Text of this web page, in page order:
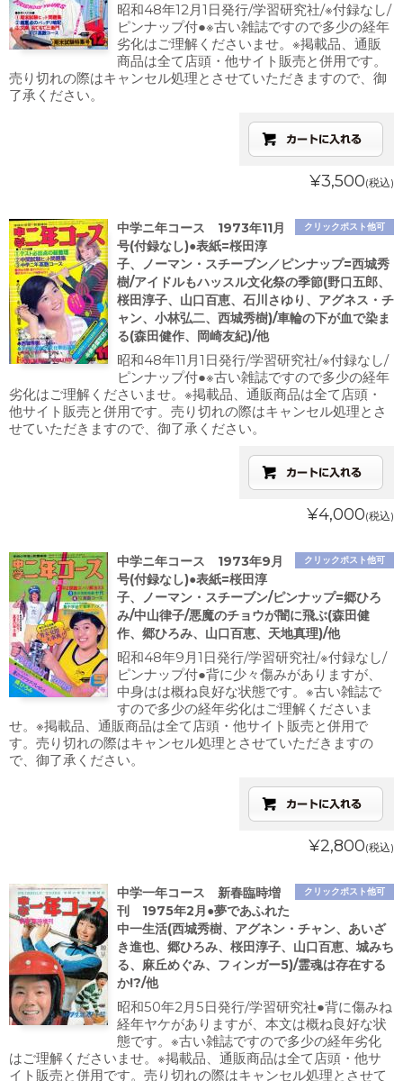
昭和48年12月1日発行/学習研究社/※付録なし/
ピンナップ付●※古い雑誌ですので多少の経年
劣化はご理解くださいませ。※掲載品、通販
商品は全て店頭・他サイト販売と併用です。
売り切れの際はキャンセル処理とさせていただきますので、御
了承ください。
¥3,500(税込)
クリックポスト他可
中学ニ年コース 1973年11月
号(付録なし)●表紙=桜田淳
子、ノーマン・スチーブン／ピンナップ=西城秀
樹/アイドルもハッスル文化祭の季節(野口五郎、
桜田淳子、山口百恵、石川さゆり、アグネス・チ
ャン、小林弘二、西城秀樹)/車輪の下が血で染ま
る(森田健作、岡崎友紀)/他
昭和48年11月1日発行/学習研究社/※付録なし/
ピンナップ付●※古い雑誌ですので多少の経年
劣化はご理解くださいませ。※掲載品、通販商品は全て店頭・
他サイト販売と併用です。売り切れの際はキャンセル処理とさ
せていただきますので、御了承ください。
¥4,000(税込)
クリックポスト他可
中学ニ年コース 1973年9月
号(付録なし)●表紙=桜田淳
子、ノーマン・スチーブン/ピンナップ=郷ひろ
み/中山律子/悪魔のチョウが闇に飛ぶ(森田健
作、郷ひろみ、山口百恵、天地真理)/他
昭和48年9月1日発行/学習研究社/※付録なし/
ピンナップ付●背に少々傷みがありますが、
中身はは概ね良好な状態です。※古い雑誌で
すので多少の経年劣化はご理解くださいま
せ。※掲載品、通販商品は全て店頭・他サイト販売と併用で
す。売り切れの際はキャンセル処理とさせていただきますの
で、御了承ください。
¥2,800(税込)
クリックポスト他可
中学一年コース 新春臨時増
刊 1975年2月●夢であふれた
中一生活(西城秀樹、アグネン・チャン、あいざ
き進也、郷ひろみ、桜田淳子、山口百恵、城みち
る、麻丘めぐみ、フィンガー5)/霊魂は存在する
か!?/他
昭和50年2月5日発行/学習研究社●背に傷みね
経年ヤケがありますが、本文は概ね良好な状
態です。※古い雑誌ですので多少の経年劣化
はご理解くださいませ。※掲載品、通販商品は全て店頭・他サ
イト販売と併用です。売り切れの際はキャンセル処理とさせて